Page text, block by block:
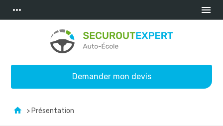
more_horiz menu
Demander mon devis
> Présentation